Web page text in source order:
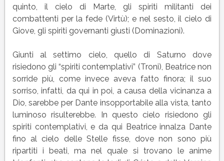
quinto, il cielo di Marte, gli spiriti militanti dei
combattenti per la fede (Virtù); e nel sesto, il cielo di
Giove, gli spiriti governanti giusti (Dominazioni).
Giunti al settimo cielo, quello di Saturno dove
risiedono gli “spiriti contemplativi” (Troni), Beatrice non
sorride più, come invece aveva fatto finora; il suo
sorriso, infatti, da qui in poi, a causa della vicinanza a
Dio, sarebbe per Dante insopportabile alla vista, tanto
luminoso risulterebbe. In questo cielo risiedono gli
spiriti contemplativi, e da qui Beatrice innalza Dante
fino al cielo delle Stelle fisse, dove non sono più
ripartiti i beati, ma nel quale si trovano le anime